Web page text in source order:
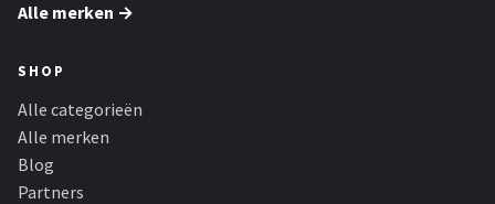
Alle merken →
SHOP
Alle categorieën
Alle merken
Blog
Partners